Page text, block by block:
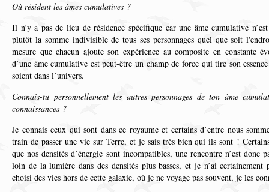
Où résident les âmes cumulatives ?
Il n’y a pas de lieu de résidence spécifique car une âme cumulative
plutôt la somme indivisible de tous ses personnages quel que soit
mesure que chacun ajoute son expérience au composite en constante
d’une âme cumulative est peut-être un champ de force qui tire son
soient dans l’univers.
Connais-tu personnellement les autres personnages de ton âme
connaissances ?
Je connais ceux qui sont dans ce royaume et certains d’entre nous
train de passer une vie sur Terre, et je sais très bien qui ils sont !
que nos densités d’énergie sont incompatibles, une rencontre n’est donc
loin de la lumière dans des densités plus basses, et je n’ai
choisi des vies hors de cette galaxie, où je ne voyage pas souvent, je les